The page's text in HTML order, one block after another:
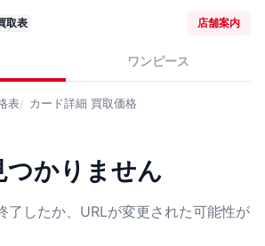
取表 店舗案内
ワンピース
表 カード詳細 買取価格
つかりません
了したか、URLが変更された可能性が